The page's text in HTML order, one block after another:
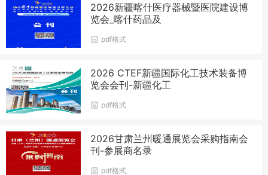
2026新疆喀什医疗器械暨医院建设博
览会_喀什药品及
pdf格式
2026 CTEF新疆国际化工技术装备博
览会会刊-新疆化工
pdf格式
2026甘肃兰州暖通展览会采购指南会
刊-参展商名录
pdf格式